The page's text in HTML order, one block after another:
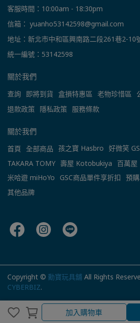
加入購物車
客服時間：10:00am - 18:30pm
信箱： yuanho53142598@gmail.com
地址：新北市中和區興南路二段261巷2-10
統一編號：53142598
關於我們
查詢 即將到貨 盒損特惠區 老物珍惜區
退款政策 隱私政策 服務條款
關於我們
首頁 全部商品 孩之寶 Hasbro 好微笑
TAKARA TOMY 壽屋 Kotobukiya
百萬
米哈遊 miHoYo GSC商品單件享折扣 預
其他品牌
Copyright © 勳寶玩具舖 All Rights
CYBERBIZ.